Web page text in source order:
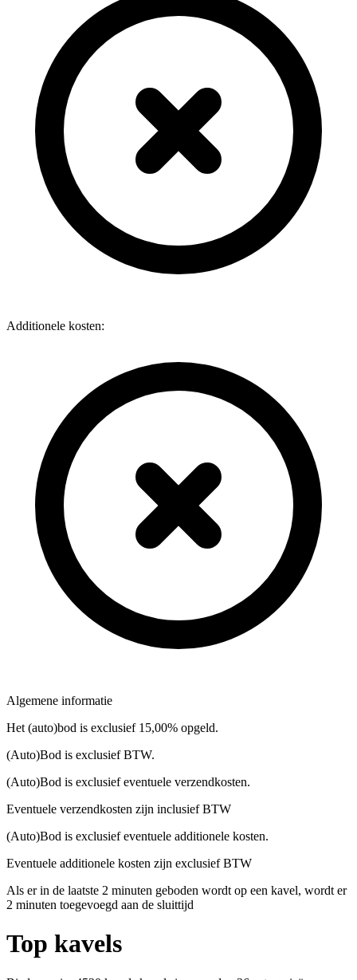
Additionele kosten:
Algemene informatie
Het (auto)bod is exclusief 15,00% opgeld.
(Auto)Bod is exclusief BTW.
(Auto)Bod is exclusief eventuele verzendkosten.
Eventuele verzendkosten zijn inclusief BTW
(Auto)Bod is exclusief eventuele additionele kosten.
Eventuele additionele kosten zijn exclusief BTW
Als er in de laatste 2 minuten geboden wordt op een kavel, wordt er
2 minuten toegevoegd aan de sluittijd
Top kavels